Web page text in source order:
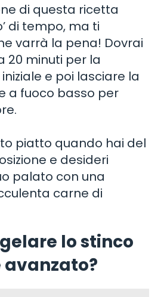
di questa ricetta
di tempo, ma ti
varrà la pena! Dovrai
20 minuti per la
e poi lasciare la
a fuoco basso per
piatto quando hai del
e desideri
palato con una
carne di
lo stinco